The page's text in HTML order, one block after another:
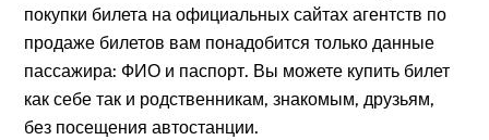
покупки билета на официальных сайтах агентств по
продаже билетов вам понадобится только данные
пассажира: ФИО и паспорт. Вы можете купить билет
как себе так и родственникам, знакомым, друзьям,
без посещения автостанции.